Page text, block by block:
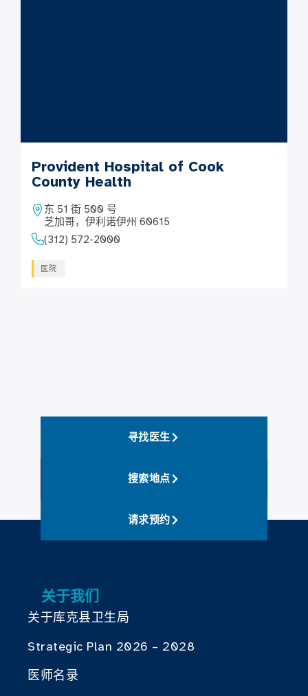
Provident Hospital of Cook
County Health
东 51 街 500 号
芝加哥，伊利诺伊州 60615
(312) 572-2000
医院
寻找医生
搜索地点
请求预约
关于我们
关于库克县卫生局
Strategic Plan 2026 – 2028
医师名录